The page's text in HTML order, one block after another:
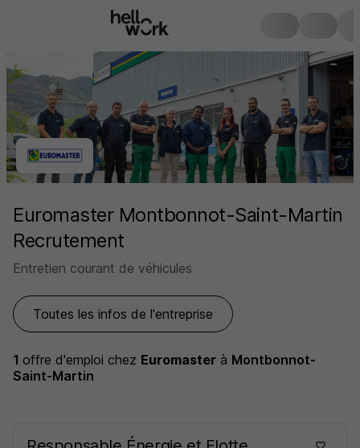
Euromaster Montbonnot-Saint-Martin
Recrutement
Entretien courant de véhicules
Toutes les infos de l'entreprise
1 offre d'emploi chez Euromaster à Montbonnot-
Saint-Martin